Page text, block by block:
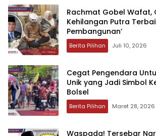
‎Rachmat Gobel Wafat,
Kehilangan Putra
Pembangunan’‎
Berita Pilihan Juli 10, 2026
‎Cegat Pengendara
Unik yang Jadi Simbol
Bolsel
Berita Pilihan Maret 28, 2026
‎Waspada! Tersebar